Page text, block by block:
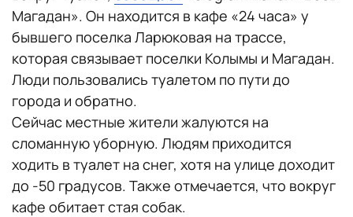
Магадан». Он находится в кафе «24 часа» у
бывшего поселка Ларюковая на трассе,
которая связывает поселки Колымы и Магадан.
Люди пользовались туалетом по пути до
города и обратно.
Сейчас местные жители жалуются на
сломанную уборную. Людям приходится
ходить в туалет на снег, хотя на улице доходит
до -50 градусов. Также отмечается, что вокруг
кафе обитает стая собак.